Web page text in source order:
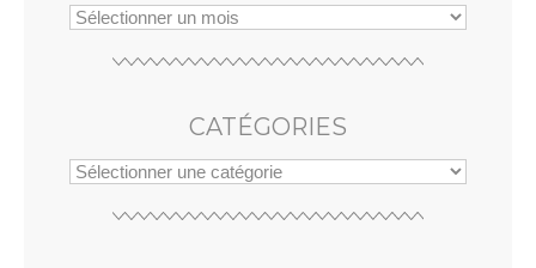
CATÉGORIES